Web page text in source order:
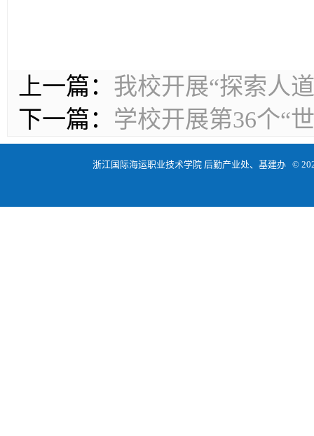
上一篇： 我校开展“探索人
下一篇： 学校开展第36个“
浙江国际海运职业技术学院 后勤产业处、基建办 ©